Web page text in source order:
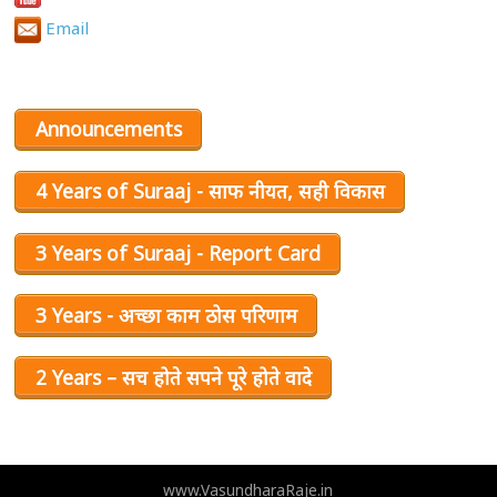
Email
Announcements
4 Years of Suraaj - साफ नीयत, सही विकास
3 Years of Suraaj - Report Card
3 Years - अच्छा काम ठोस परिणाम
2 Years – सच होते सपने पूरे होते वादे
www.VasundharaRaje.in